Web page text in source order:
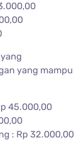
yang
yang mampu
45.000,00
: Rp 32.000,00